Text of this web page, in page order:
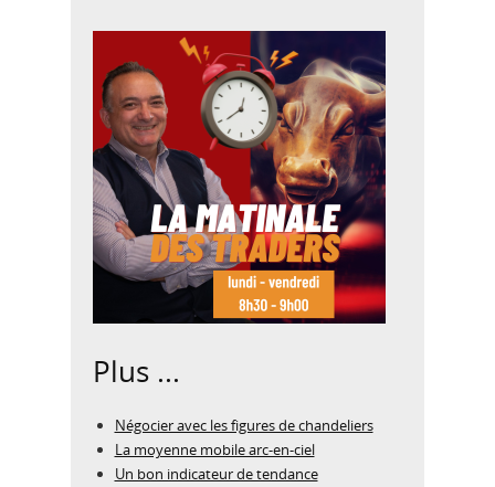
Plus ...
Négocier avec les figures de chandeliers
La moyenne mobile arc-en-ciel
Un bon indicateur de tendance